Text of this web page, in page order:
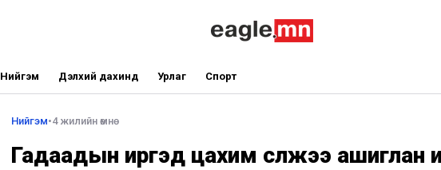
Нийгэм Дэлхий дахинд Урлаг Спорт
Нийгэм•4 жилийн өмнө
Гадаадын иргэд цахим сүлжээ ашиглан